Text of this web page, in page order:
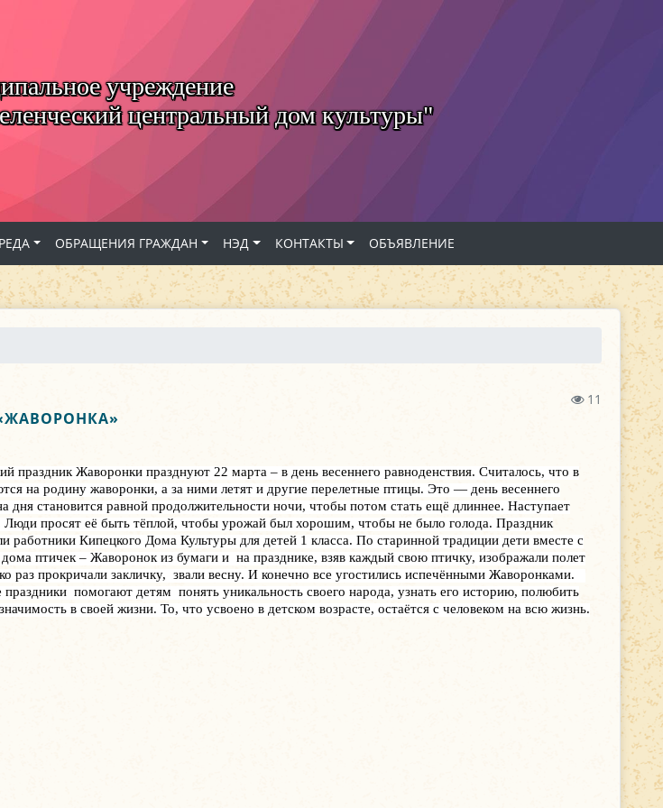
учреждение
центральный дом культуры"
ОБРАЩЕНИЯ ГРАЖДАН НЭД КОНТАКТЫ ОБЪЯВЛЕНИЕ
11
праздник Жаворонки празднуют 22 марта – в день весеннего равноденствия. Считалось, что в
на родину жаворонки, а за ними летят и другие перелетные птицы. Это — день весеннего
дня становится равной продолжительности ночи, чтобы потом стать ещё длиннее. Наступает
Люди просят её быть тёплой, чтобы урожай был хорошим, чтобы не было голода. Праздник
работники Кипецкого Дома Культуры для детей 1 класса. По старинной традиции дети вместе с
птичек – Жаворонок из бумаги и на празднике, взяв каждый свою птичку, изображали полет
раз прокричали закличку, звали весну. И конечно все угостились испечёнными Жаворонками.
помогают детям понять уникальность своего народа, узнать его историю, полюбить
в своей жизни. То, что усвоено в детском возрасте, остаётся с человеком на всю жизнь.